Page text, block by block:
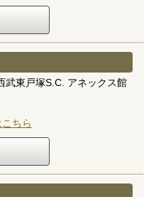
武東戸塚S.C. アネックス館
ちら